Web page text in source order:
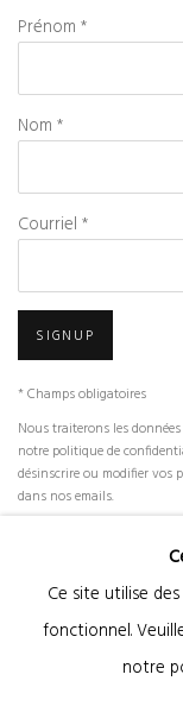
Prénom *
Nom *
Courriel *
SIGNUP
* Champs obligatoires
Nous traiterons les
notre politique de
désinscrire ou modifier vos
dans nos emails.
Gestion des cookies
© 2026 KANDA &
Ce site utilise
fonctionnel.
notre